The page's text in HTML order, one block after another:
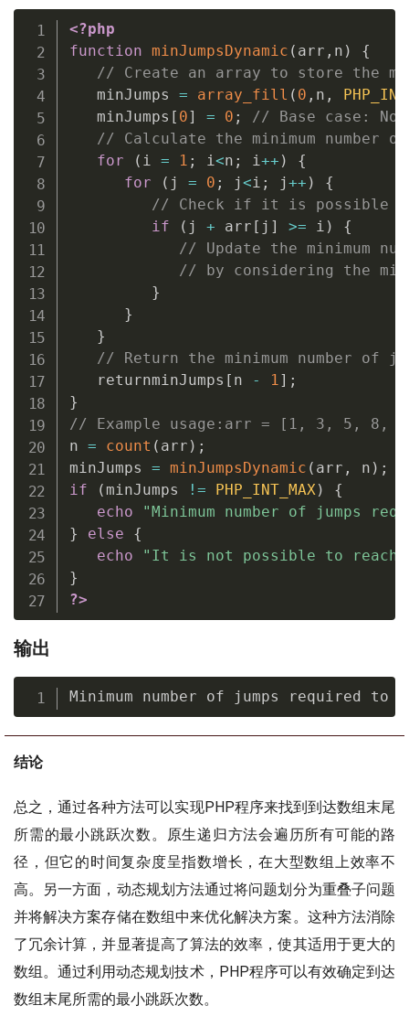
<?php
function minJumpsDynamic ( arr , n )
{
// Create an array to store the
   minJumps
= array_fill ( 0 , n ,
   minJumps
[ 0] = 0 ;
// Base case: No
// Calculate the minimum number
for
( i = 1 ; i<n ; i++ )
{
for
( j = 0 ; j <i ; j ++ )
{
// Check if it is possible
if
( j + arr [ j ] >= i )
{
// Update the minimum
// by considering the
}
}
}
// Return the minimum number of
   returnminJumps
[ n - 1] ;
}
// Example usage:arr = [1, 3, 5,
n = count ( arr ) ;
minJumps = minJumpsDynamic ( arr , n ) ;
if
(minJumps != PHP_INT_MAX)
{
echo
"Minimum number of jumps
}
else
{
echo
"It is not possible to reach
}
?>
输出
Minimum number of jumps required to
结论
总之，通过各种方法可以实现PHP程序来找到到达数组末尾
所需的最小跳跃次数。原生递归方法会遍历所有可能的路
径，但它的时间复杂度呈指数增长，在大型数组上效率不
高。另一方面，动态规划方法通过将问题划分为重叠子问题
并将解决方案存储在数组中来优化解决方案。这种方法消除
了冗余计算，并显著提高了算法的效率，使其适用于更大的
数组。通过利用动态规划技术，PHP程序可以有效确定到达
数组末尾所需的最小跳跃次数。